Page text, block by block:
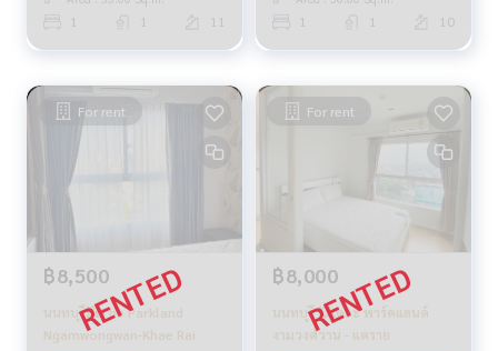
1 1 11 1 1 10
For rent
฿8,500
นนทบุรี💥The Parkland
Ngamwongwan-Khae Rai
For rent
฿8,000
นนทบุรี 💥เดอะ พาร์คแลนด์
งามวงศ์วาน - แคราย